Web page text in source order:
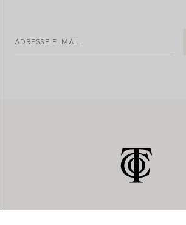
ADRESSE E-MAIL